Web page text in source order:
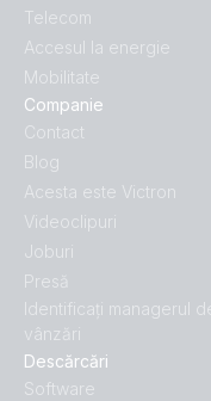
Descărcări
Software
Telecom
Accesul la energie
Mobilitate
Companie
Contact
Blog
Acesta este Victron
Videoclipuri
Joburi
Presă
Identificați managerul
vânzări